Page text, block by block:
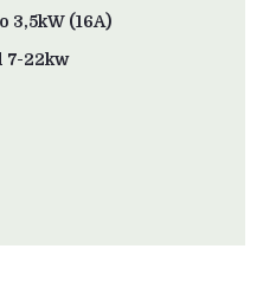
3,5kW (16A)
7-22kw